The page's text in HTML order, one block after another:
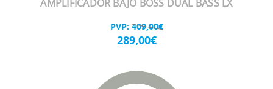
AMPLIFICADOR BAJO BOSS DUAL BASS LX
PVP: 409,00€
289,00€